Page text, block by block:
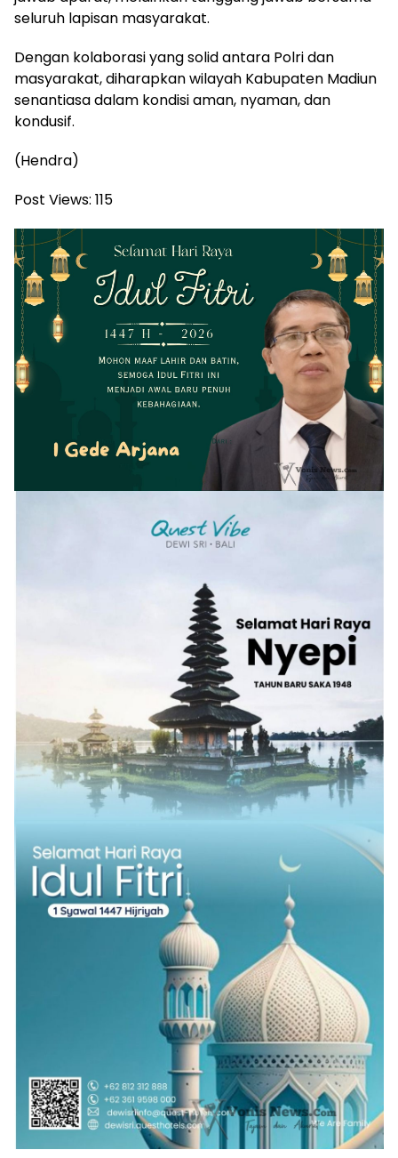
seluruh lapisan masyarakat.
Dengan kolaborasi yang solid antara Polri dan
masyarakat, diharapkan wilayah Kabupaten Madiun
senantiasa dalam kondisi aman, nyaman, dan
kondusif.
(Hendra)
Post Views: 115